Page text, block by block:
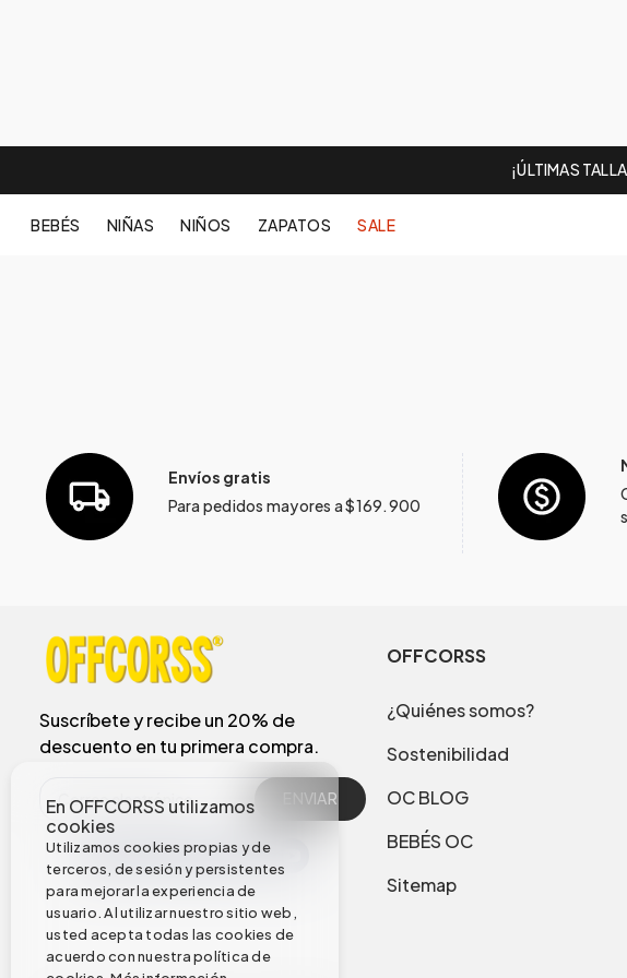
¡ÚLTIMAS
BEBÉS NIÑAS NIÑOS ZAPATOS SALE
En OFFCORSS utilizamos
cookies
Utilizamos cookies propias y de
terceros, de sesión y persistentes
para mejorar la experiencia de
usuario. Al utilizar nuestro sitio web,
usted acepta todas las cookies de
acuerdo con nuestra política de
Envíos gratis
Para pedidos mayores a $169.900
Suscríbete y recibe un 20% de
descuento en tu primera compra.
ENVIAR
OFFCORSS
¿Quiénes somos?
Sostenibilidad
OC BLOG
BEBÉS OC
Sitemap